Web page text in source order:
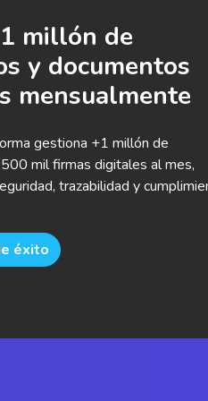
millón de
y documentos
mensualmente
gestiona +1 millón de
mil firmas digitales al mes,
trazabilidad y
éxito